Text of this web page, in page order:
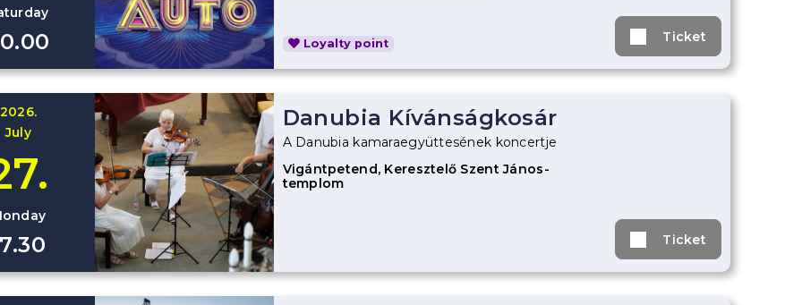
Loyalty point Ticket
2026.
July
Danubia Kívánságkosár
A Danubia kamaraegyüttesének koncertje
Vigántpetend, Keresztelő Szent János-
templom
Ticket